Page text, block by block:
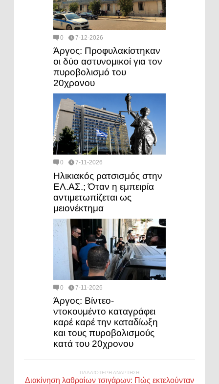
0 7-12-2026
Άργος: Προφυλακίστηκαν
οι δύο αστυνομικοί για τον
πυροβολισμό του
20χρονου
0 7-11-2026
Ηλικιακός ρατσισμός στην
ΕΛ.ΑΣ.; Όταν η εμπειρία
αντιμετωπίζεται ως
μειονέκτημα
0 7-11-2026
Άργος: Βίντεο-
ντοκουμέντο καταγράφει
καρέ καρέ την καταδίωξη
και τους πυροβολισμούς
κατά του 20χρονου
ΠΑΛΑΙΌΤΕΡΗ ΑΝΆΡΤΗΣΗ
Διακίνηση λαθραίων τσιγάρων: Πώς εκτελούνταν